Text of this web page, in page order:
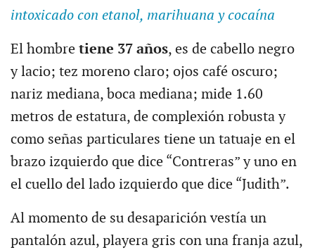
intoxicado con etanol, marihuana y cocaína
El hombre tiene 37 años, es de cabello negro
y lacio; tez moreno claro; ojos café oscuro;
nariz mediana, boca mediana; mide 1.60
metros de estatura, de complexión robusta y
como señas particulares tiene un tatuaje en el
brazo izquierdo que dice “Contreras” y uno en
el cuello del lado izquierdo que dice “Judith”.
Al momento de su desaparición vestía un
pantalón azul, playera gris con una franja azul,